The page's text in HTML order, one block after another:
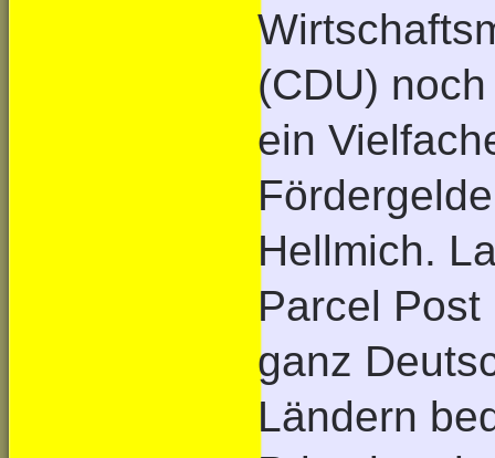
(CDU)
ein
Hellmich.
Parcel
ganz
Ländern